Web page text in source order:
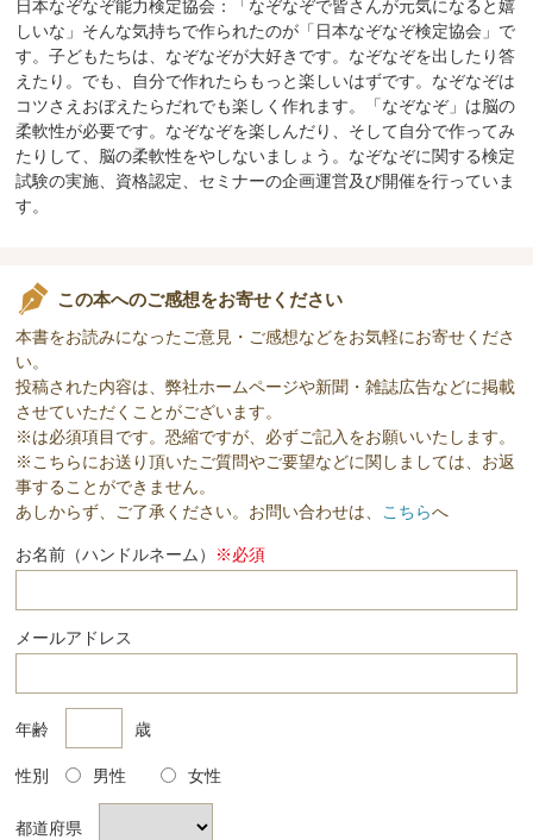
日本なぞなぞ能力検定協会：「なぞなぞで皆さんが元気になると嬉
しいな」そんな気持ちで作られたのが「日本なぞなぞ検定協会」で
す。子どもたちは、なぞなぞが大好きです。なぞなぞを出したり答
えたり。でも、自分で作れたらもっと楽しいはずです。なぞなぞは
コツさえおぼえたらだれでも楽しく作れます。「なぞなぞ」は脳の
柔軟性が必要です。なぞなぞを楽しんだり、そして自分で作ってみ
たりして、脳の柔軟性をやしないましょう。なぞなぞに関する検定
試験の実施、資格認定、セミナーの企画運営及び開催を行っていま
す。
この本へのご感想をお寄せください
本書をお読みになったご意見・ご感想などをお気軽にお寄せくださ
い。
投稿された内容は、弊社ホームページや新聞・雑誌広告などに掲載
させていただくことがございます。
※は必須項目です。恐縮ですが、必ずご記入をお願いいたします。
※こちらにお送り頂いたご質問やご要望などに関しましては、お返
事することができません。
あしからず、ご了承ください。お問い合わせは、 こちらへ
お名前（ハンドルネーム） ※必須
メールアドレス
年齢 歳
性別 男性 女性
都道府県